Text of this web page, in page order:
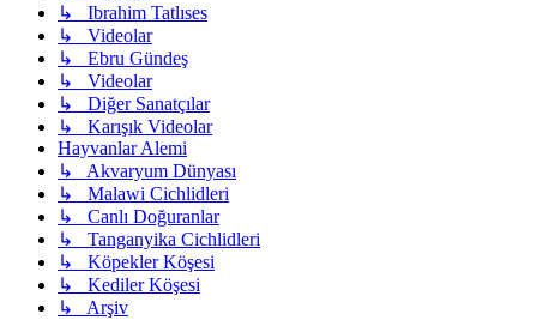
↳ Ibrahim Tatlıses
↳ Videolar
↳ Ebru Gündeş
↳ Videolar
↳ Diğer Sanatçılar
↳ Karışık Videolar
Hayvanlar Alemi
↳ Akvaryum Dünyası
↳ Malawi Cichlidleri
↳ Canlı Doğuranlar
↳ Tanganyika Cichlidleri
↳ Köpekler Köşesi
↳ Kediler Köşesi
↳ Arşiv